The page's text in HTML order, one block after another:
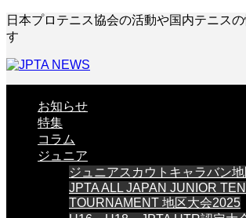
日本プロテニス協会の活動や国内テニス
す
お知らせ
特集
コラム
ジュニア
ジュニアスカウトキャラバン
JPTA ALL JAPAN JUNIOR
TOURNAMENT 地区大会2025